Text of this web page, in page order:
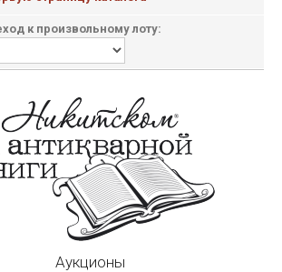
к произвольному лоту:
Аукционы